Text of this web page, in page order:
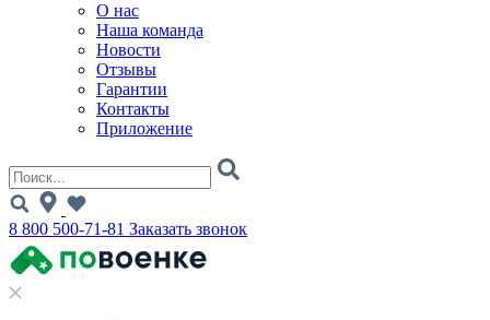
О нас
Наша команда
Новости
Отзывы
Гарантии
Контакты
Приложение
8 800 500-71-81 Заказать звонок